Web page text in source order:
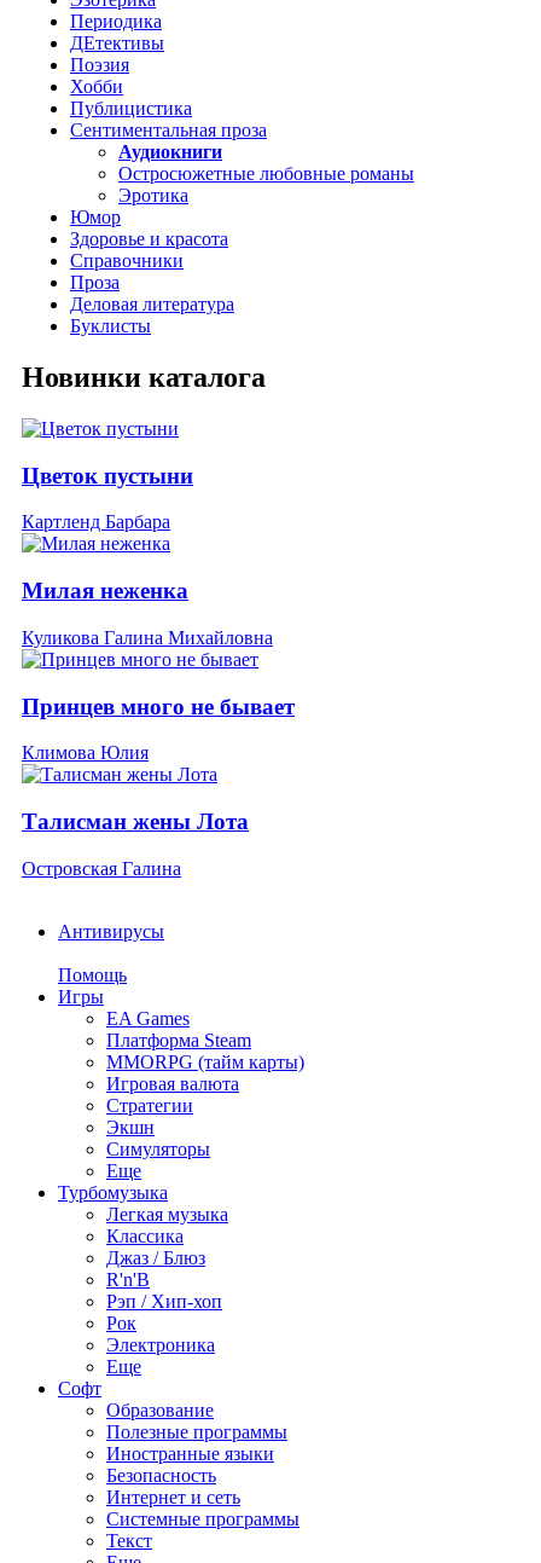
Периодика
ДЕтективы
Поэзия
Хобби
Публицистика
Сентиментальная проза
Аудиокниги
Остросюжетные любовные романы
Эротика
Юмор
Здоровье и красота
Справочники
Проза
Деловая литература
Буклисты
Новинки каталога
Цветок пустыни
Картленд Барбара
Милая неженка
Куликова Галина Михайловна
Принцев много не бывает
Климова Юлия
Талисман жены Лота
Островская Галина
Антивирусы
Помощь
Игры
EA Games
Платформа Steam
MMORPG (тайм карты)
Игровая валюта
Стратегии
Экшн
Симуляторы
Еще
Турбомузыка
Легкая музыка
Классика
Джаз / Блюз
R'n'B
Рэп / Хип-хоп
Рок
Электроника
Еще
Софт
Образование
Полезные программы
Иностранные языки
Безопасность
Интернет и сеть
Системные программы
Текст